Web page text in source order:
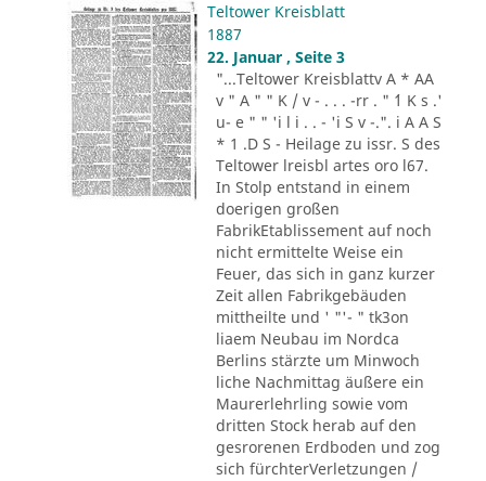
Teltower Kreisblatt
1887
22. Januar , Seite 3
"...Teltower Kreisblattv A * AA
v " A " " K / v - . . . -rr . " ´1 K s .'
u- e " " 'i l i . . - 'i S v -.". i A A S
* 1 .D S - Heilage zu issr. S des
Teltower lreisbl artes oro l67.
In Stolp entstand in einem
doerigen großen
FabrikEtablissement auf noch
nicht ermittelte Weise ein
Feuer, das sich in ganz kurzer
Zeit allen Fabrikgebäuden
mittheilte und ' "'- " tk3on
liaem Neubau im Nordca
Berlins stärzte um Minwoch
liche Nachmittag äußere ein
Maurerlehrling sowie vom
dritten Stock herab auf den
gesrorenen Erdboden und zog
sich fürchterVerletzungen /